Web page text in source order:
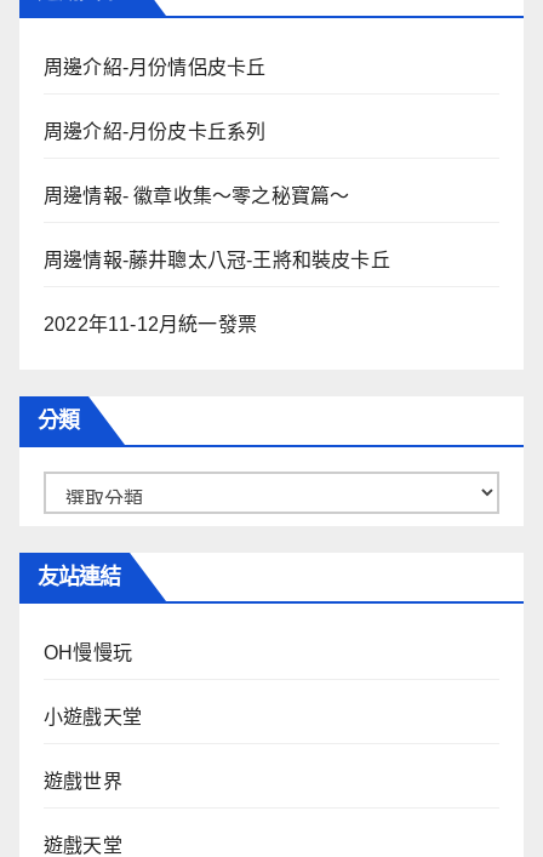
周邊介紹-月份情侶皮卡丘
周邊介紹-月份皮卡丘系列
周邊情報- 徽章收集～零之秘寶篇～
周邊情報-藤井聰太八冠-王將和裝皮卡丘
2022年11-12月統一發票
分類
友站連結
OH慢慢玩
小遊戲天堂
遊戲世界
遊戲天堂